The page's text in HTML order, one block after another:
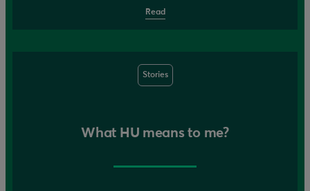
Read
Stories
What HU means to me?